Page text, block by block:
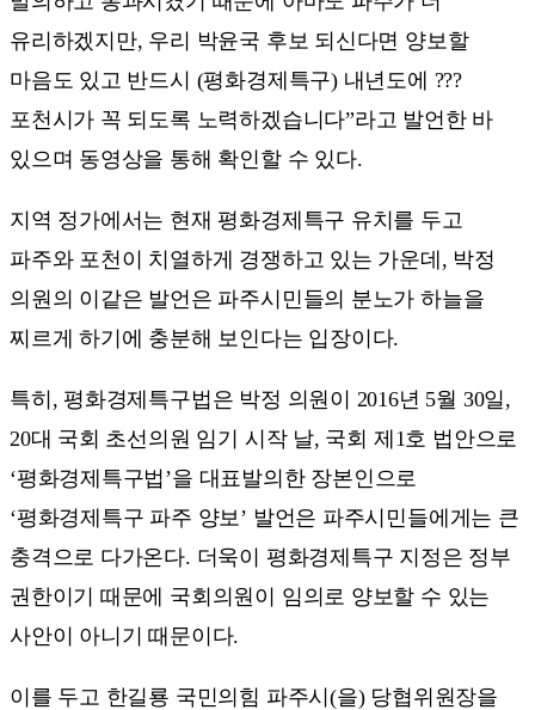
유리하겠지만, 우리 박윤국 후보 되신다면 양보할
마음도 있고 반드시 (평화경제특구) 내년도에 ???
포천시가 꼭 되도록 노력하겠습니다”라고 발언한 바
있으며 동영상을 통해 확인할 수 있다.
지역 정가에서는 현재 평화경제특구 유치를 두고
파주와 포천이 치열하게 경쟁하고 있는 가운데, 박정
의원의 이같은 발언은 파주시민들의 분노가 하늘을
찌르게 하기에 충분해 보인다는 입장이다.
특히, 평화경제특구법은 박정 의원이 2016년 5월 30일,
20대 국회 초선의원 임기 시작 날, 국회 제1호 법안으로
‘평화경제특구법’을 대표발의한 장본인으로
‘평화경제특구 파주 양보’ 발언은 파주시민들에게는 큰
충격으로 다가온다. 더욱이 평화경제특구 지정은 정부
권한이기 때문에 국회의원이 임의로 양보할 수 있는
사안이 아니기 때문이다.
이를 두고 한길룡 국민의힘 파주시(을) 당협위원장을